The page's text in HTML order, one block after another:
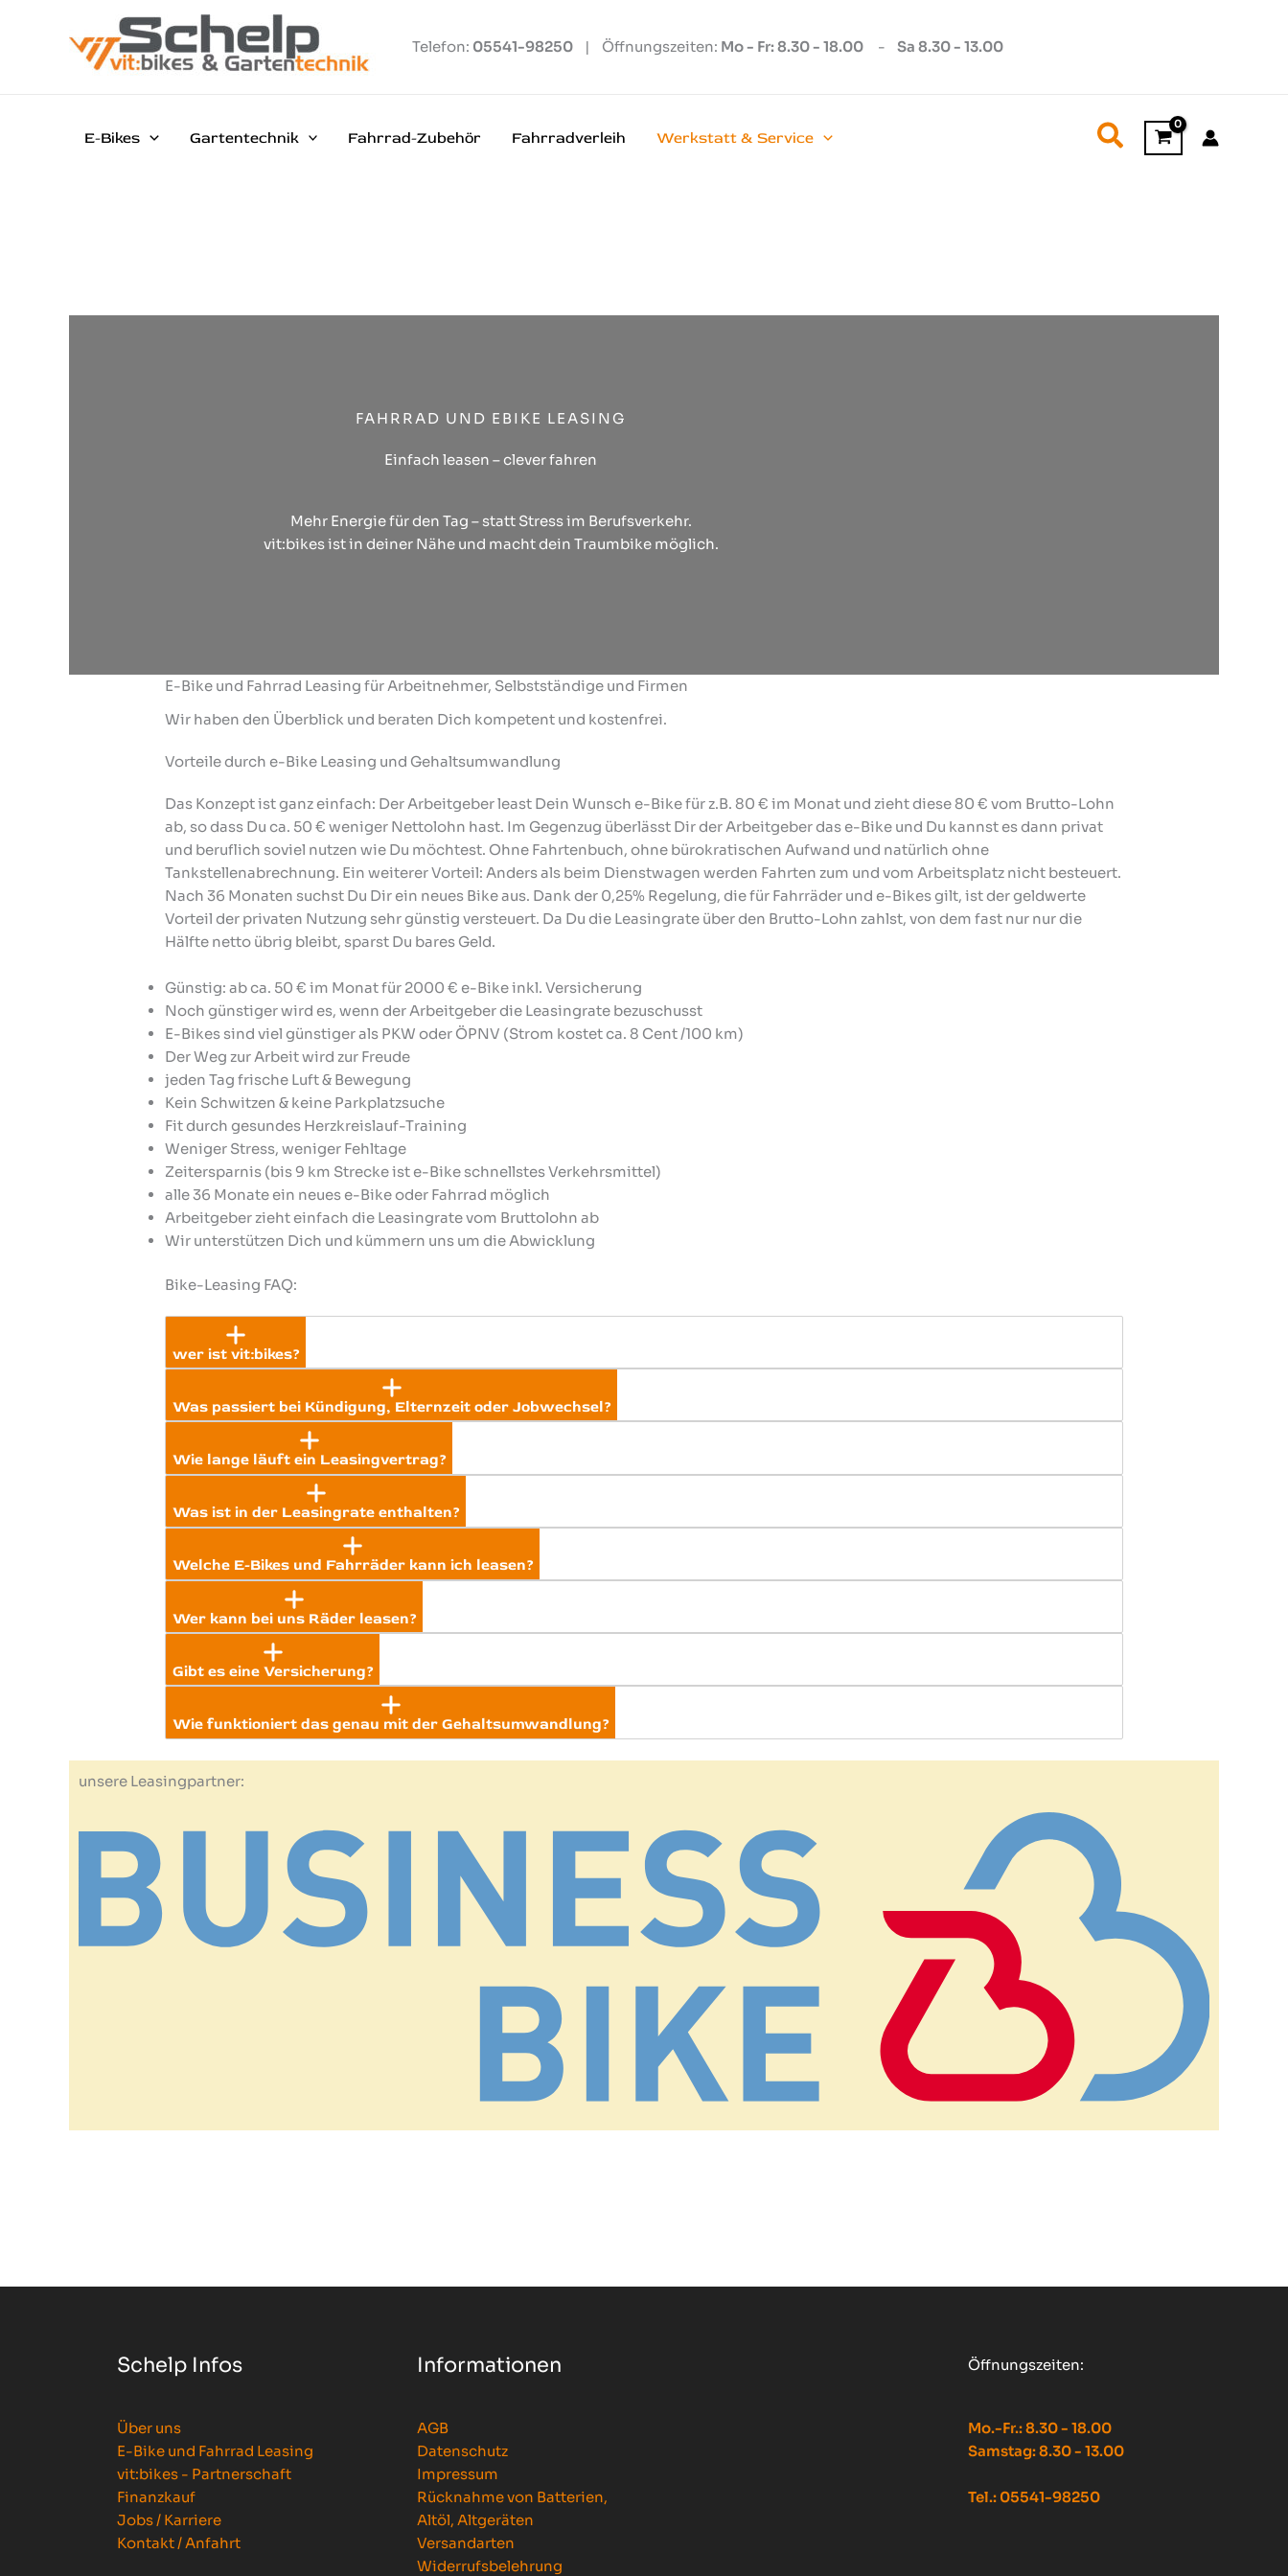
Telefon: 05541-98250 | Öffnungszeiten: Mo - Fr: 8.30 - 18.00 - Sa 8.30 - 13.00
E-Bikes Gartentechnik Fahrrad-Zubehör Fahrradverleih Werkstatt & Service Suchen
FAHRRAD UND EBIKE LEASING
Einfach leasen – clever fahren
Mehr Energie für den Tag – statt Stress im Berufsverkehr.
vit:bikes ist in deiner Nähe und macht dein Traumbike möglich.
E-Bike und Fahrrad Leasing für Arbeitnehmer, Selbstständige und Firmen
Wir haben den Überblick und beraten Dich kompetent und kostenfrei.
Vorteile durch e-Bike Leasing und Gehaltsumwandlung
Das Konzept ist ganz einfach: Der Arbeitgeber least Dein Wunsch e-Bike für z.B. 80 € im Monat und zieht diese 80 € vom Brutto-Lohn
ab, so dass Du ca. 50 € weniger Nettolohn hast. Im Gegenzug überlässt Dir der Arbeitgeber das e-Bike und Du kannst es dann privat
und beruflich soviel nutzen wie Du möchtest. Ohne Fahrtenbuch, ohne bürokratischen Aufwand und natürlich ohne
Tankstellenabrechnung. Ein weiterer Vorteil: Anders als beim Dienstwagen werden Fahrten zum und vom Arbeitsplatz nicht besteuert.
Nach 36 Monaten suchst Du Dir ein neues Bike aus. Dank der 0,25% Regelung, die für Fahrräder und e-Bikes gilt, ist der geldwerte
Vorteil der privaten Nutzung sehr günstig versteuert. Da Du die Leasingrate über den Brutto-Lohn zahlst, von dem fast nur nur die
Hälfte netto übrig bleibt, sparst Du bares Geld.
Günstig: ab ca. 50 € im Monat für 2000 € e-Bike inkl. Versicherung
Noch günstiger wird es, wenn der Arbeitgeber die Leasingrate bezuschusst
E-Bikes sind viel günstiger als PKW oder ÖPNV (Strom kostet ca. 8 Cent /100 km)
Der Weg zur Arbeit wird zur Freude
jeden Tag frische Luft & Bewegung
Kein Schwitzen & keine Parkplatzsuche
Fit durch gesundes Herzkreislauf-Training
Weniger Stress, weniger Fehltage
Zeitersparnis (bis 9 km Strecke ist e-Bike schnellstes Verkehrsmittel)
alle 36 Monate ein neues e-Bike oder Fahrrad möglich
Arbeitgeber zieht einfach die Leasingrate vom Bruttolohn ab
Wir unterstützen Dich und kümmern uns um die Abwicklung
Bike-Leasing FAQ:
wer ist vit:bikes?
Was passiert bei Kündigung, Elternzeit oder Jobwechsel?
Wie lange läuft ein Leasingvertrag?
Was ist in der Leasingrate enthalten?
Welche E-Bikes und Fahrräder kann ich leasen?
Wer kann bei uns Räder leasen?
Gibt es eine Versicherung?
Wie funktioniert das genau mit der Gehaltsumwandlung?
unsere Leasingpartner:
Schelp Infos
Über uns
E-Bike und Fahrrad Leasing
vit:bikes - Partnerschaft
Finanzkauf
Jobs / Karriere
Kontakt / Anfahrt
Informationen
AGB
Datenschutz
Impressum
Rücknahme von Batterien,
Altöl, Altgeräten
Versandarten
Widerrufsbelehrung
Öffnungszeiten:
Mo.-Fr.: 8.30 - 18.00
Samstag: 8.30 - 13.00
Tel.: 05541-98250